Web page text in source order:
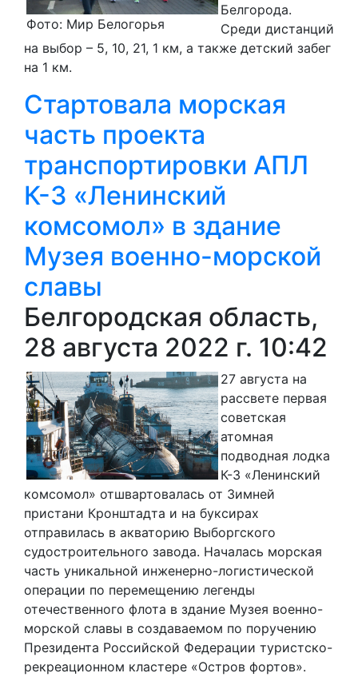
Фото: Мир Белогорья
Белгорода.
Среди дистанций
на выбор – 5, 10, 21, 1 км, а также детский забег
на 1 км.
Стартовала морская
часть проекта
транспортировки АПЛ
К-3 «Ленинский
комсомол» в здание
Музея военно-морской
славы
Белгородская область,
28 августа 2022 г. 10:42
27 августа на
рассвете первая
советская
атомная
подводная лодка
К-3 «Ленинский
комсомол» отшвартовалась от Зимней
пристани Кронштадта и на буксирах
отправилась в акваторию Выборгского
судостроительного завода. Началась морская
часть уникальной инженерно-логистической
операции по перемещению легенды
отечественного флота в здание Музея военно-
морской славы в создаваемом по поручению
Президента Российской Федерации туристско-
рекреационном кластере «Остров фортов».